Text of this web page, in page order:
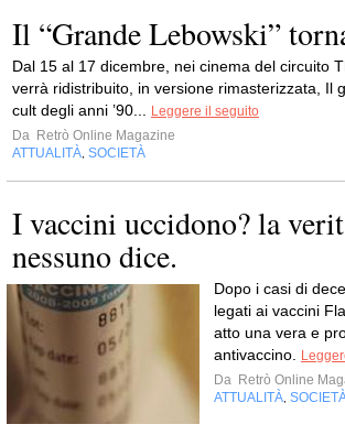
Il “Grande Lebowski”
Dal 15 al 17 dicembre, nei cinema del circuito
verrà ridistribuito, in versione rimasterizzata, Il
cult degli anni ’90...
Leggere il seguito
Da Retrò Online Magazine
ATTUALITÀ SOCIETÀ
I vaccini uccidono? la
nessuno dice.
Dopo i casi di
legati ai vaccini
atto una vera e
antivaccino.
Da Retrò Online
ATTUALITÀ